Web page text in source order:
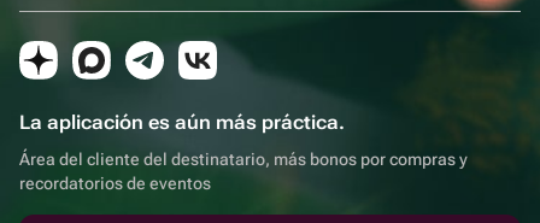
La aplicación es aún más práctica.
Área del cliente del destinatario, más bonos por compras y
recordatorios de eventos